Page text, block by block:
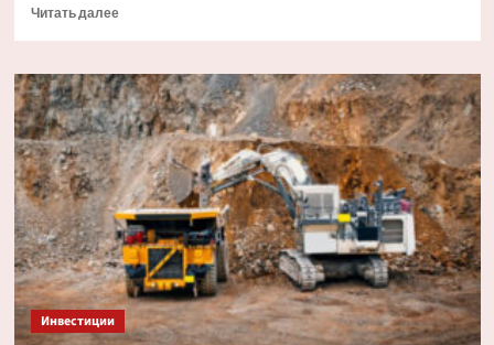
Читать далееПрочитать
Совет
директоров
X5
рекомендовал
дивиденды
с
доходностью
10%
Инвестиции